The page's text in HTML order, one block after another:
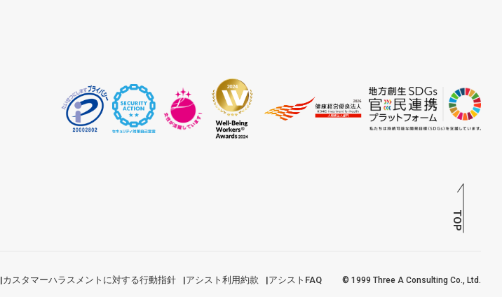
TOP
カスタマーハラスメントに対する行動指針 アシスト利用約款 アシストFAQ © 1999 Three A Consulting Co., Ltd.